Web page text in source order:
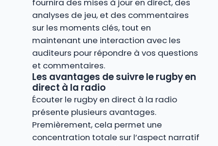
fournira des mises à jour en direct, des
analyses de jeu, et des commentaires
sur les moments clés, tout en
maintenant une interaction avec les
auditeurs pour répondre à vos questions
et commentaires.
Les avantages de suivre le rugby en
direct à la radio
Écouter le rugby en direct à la radio
présente plusieurs avantages.
Premièrement, cela permet une
concentration totale sur l’aspect narratif